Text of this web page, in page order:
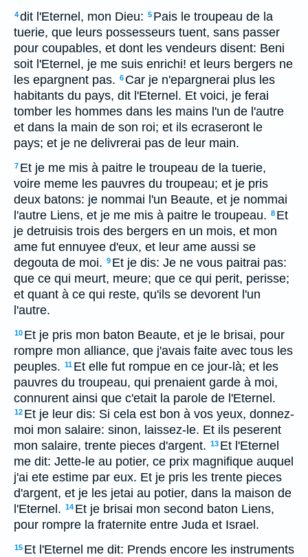
4dit l'Eternel, mon Dieu: 5 Pais le troupeau de la
tuerie, que leurs possesseurs tuent, sans passer
pour coupables, et dont les vendeurs disent: Beni
soit l'Eternel, je me suis enrichi! et leurs bergers ne
les epargnent pas. 6 Car je n'epargnerai plus les
habitants du pays, dit l'Eternel. Et voici, je ferai
tomber les hommes dans les mains l'un de l'autre
et dans la main de son roi; et ils ecraseront le
pays; et je ne delivrerai pas de leur main.
7 Et je me mis à paitre le troupeau de la tuerie,
voire meme les pauvres du troupeau; et je pris
deux batons: je nommai l'un Beaute, et je nommai
l'autre Liens, et je me mis à paitre le troupeau. 8 Et
je detruisis trois des bergers en un mois, et mon
ame fut ennuyee d'eux, et leur ame aussi se
degouta de moi. 9 Et je dis: Je ne vous paitrai pas:
que ce qui meurt, meure; que ce qui perit, perisse;
et quant à ce qui reste, qu'ils se devorent l'un
l'autre.
10 Et je pris mon baton Beaute, et je le brisai, pour
rompre mon alliance, que j'avais faite avec tous les
peuples. 11 Et elle fut rompue en ce jour-là; et les
pauvres du troupeau, qui prenaient garde à moi,
connurent ainsi que c'etait la parole de l'Eternel.
12 Et je leur dis: Si cela est bon à vos yeux, donnez-
moi mon salaire: sinon, laissez-le. Et ils peserent
mon salaire, trente pieces d'argent. 13 Et l'Eternel
me dit: Jette-le au potier, ce prix magnifique auquel
j'ai ete estime par eux. Et je pris les trente pieces
d'argent, et je les jetai au potier, dans la maison de
l'Eternel. 14 Et je brisai mon second baton Liens,
pour rompre la fraternite entre Juda et Israel.
15 Et l'Eternel me dit: Prends encore les instruments